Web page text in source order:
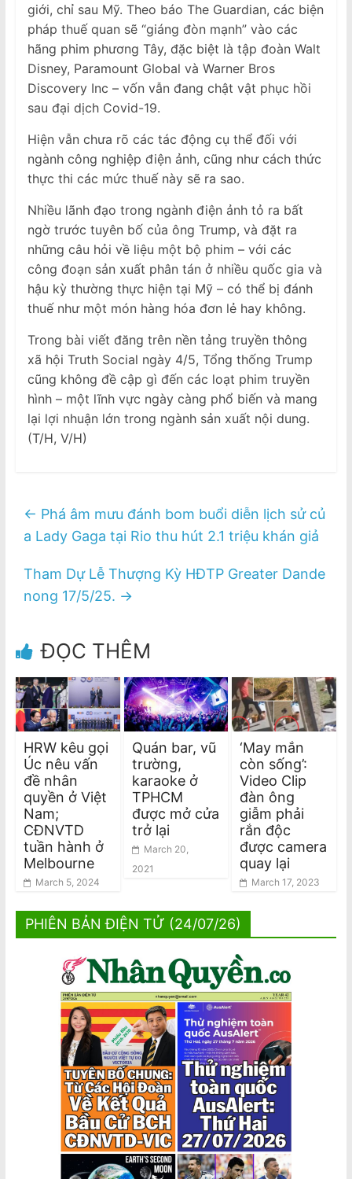
giới, chỉ sau Mỹ. Theo báo The Guardian, các biện
pháp thuế quan sẽ “giáng đòn mạnh” vào các
hãng phim phương Tây, đặc biệt là tập đoàn Walt
Disney, Paramount Global và Warner Bros
Discovery Inc – vốn vẫn đang chật vật phục hồi
sau đại dịch Covid-19.
Hiện vẫn chưa rõ các tác động cụ thể đối với
ngành công nghiệp điện ảnh, cũng như cách thức
thực thi các mức thuế này sẽ ra sao.
Nhiều lãnh đạo trong ngành điện ảnh tỏ ra bất
ngờ trước tuyên bố của ông Trump, và đặt ra
những câu hỏi về liệu một bộ phim – với các
công đoạn sản xuất phân tán ở nhiều quốc gia và
hậu kỳ thường thực hiện tại Mỹ – có thể bị đánh
thuế như một món hàng hóa đơn lẻ hay không.
Trong bài viết đăng trên nền tảng truyền thông
xã hội Truth Social ngày 4/5, Tổng thống Trump
cũng không đề cập gì đến các loạt phim truyền
hình – một lĩnh vực ngày càng phổ biến và mang
lại lợi nhuận lớn trong ngành sản xuất nội dung.
(T/H, V/H)
← Phá âm mưu đánh bom buổi diễn lịch sử củ
a Lady Gaga tại Rio thu hút 2.1 triệu khán giả
Tham Dự Lễ Thượng Kỳ HĐTP Greater Dande
nong 17/5/25. →
ĐỌC THÊM
HRW kêu gọi
Úc nêu vấn
đề nhân
quyền ở Việt
Nam;
CĐNVTD
tuần hành ở
Melbourne
March 5, 2024
Quán bar, vũ
trường,
karaoke ở
TPHCM
được mở cửa
trở lại
March 20,
2021
‘May mắn
còn sống’:
Video Clip
đàn ông
giẫm phải
rắn độc
được camera
quay lại
March 17, 2023
PHIÊN BẢN ĐIỆN TỬ (24/07/26)